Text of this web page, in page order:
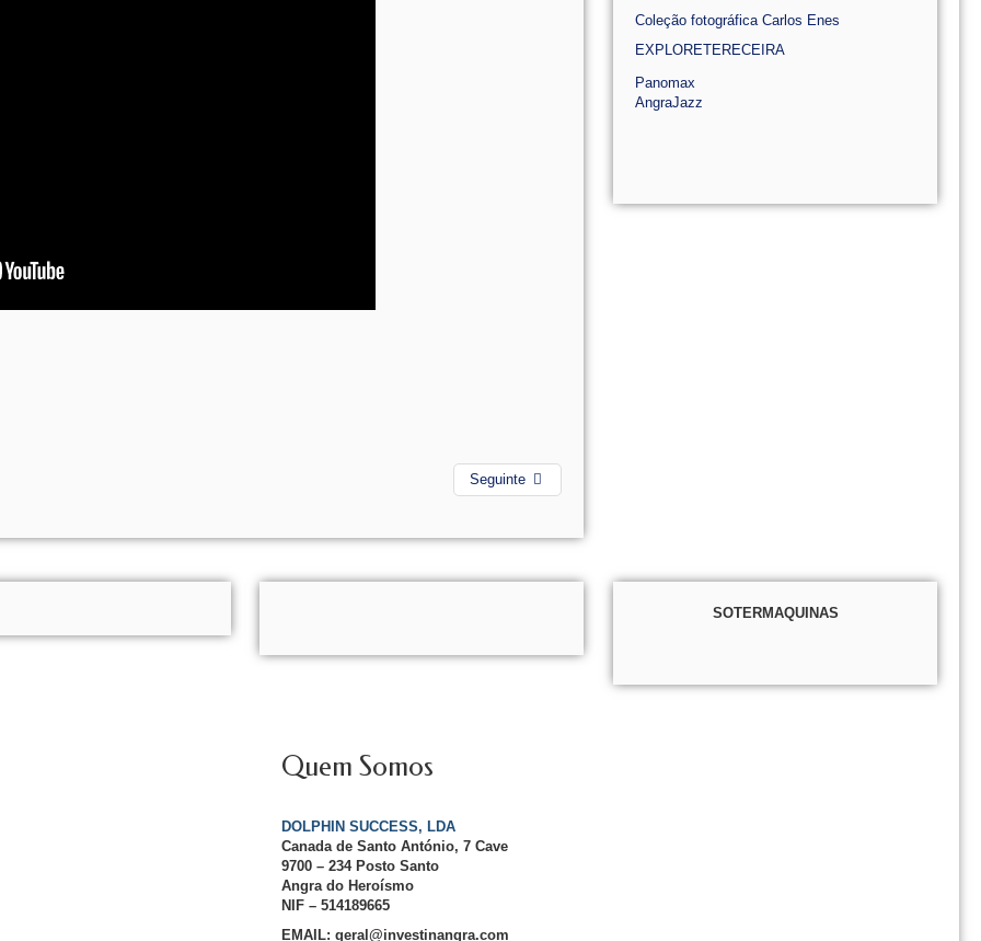
Seguinte
Coleção fotográfica Carlos Enes
EXPLORETERECEIRA
Panomax
AngraJazz
SOTERMAQUINAS
Quem Somos
DOLPHIN SUCCESS, LDA
Canada de Santo António, 7 Cave
9700 – 234 Posto Santo
Angra do Heroísmo
NIF – 514189665
EMAIL: geral@investinangra.com